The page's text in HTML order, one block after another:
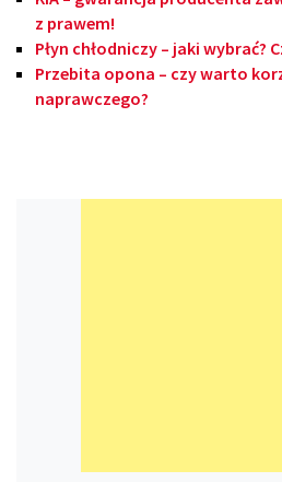
z prawem!
Płyn chłodniczy – jaki wybrać?
Przebita opona – czy warto
naprawczego?